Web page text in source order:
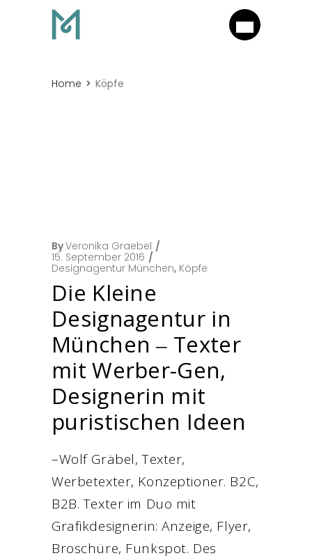
Home Köpfe
ByVeronika Graebel
15. September 2016
Designagentur München, Köpfe
Die Kleine
Designagentur in
München ‒ Texter
mit Werber-Gen,
Designerin mit
puristischen Ideen
–Wolf Gräbel, Texter,
Werbetexter, Konzeptioner. B2C,
B2B. Texter im Duo mit
Grafikdesignerin: Anzeige, Flyer,
Broschüre, Funkspot. Des